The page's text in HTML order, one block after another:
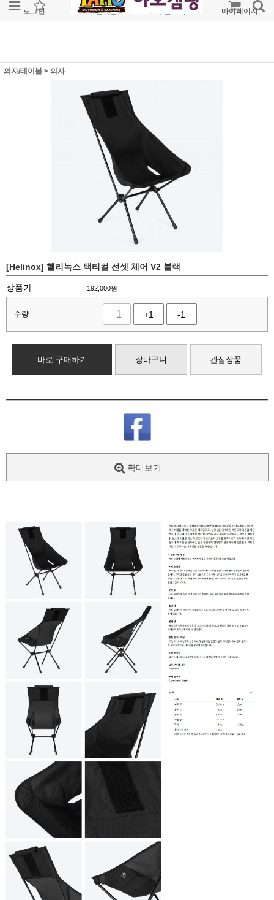
로그인 회원가입 주문조회 마이페이지
의자/테이블 > 의자
[Helinox] 헬리녹스 택티컬 선셋 체어 V2 블랙
상품가 192,000원
수량 +1 -1
바로 구매하기 장바구니 관심상품
확대보기